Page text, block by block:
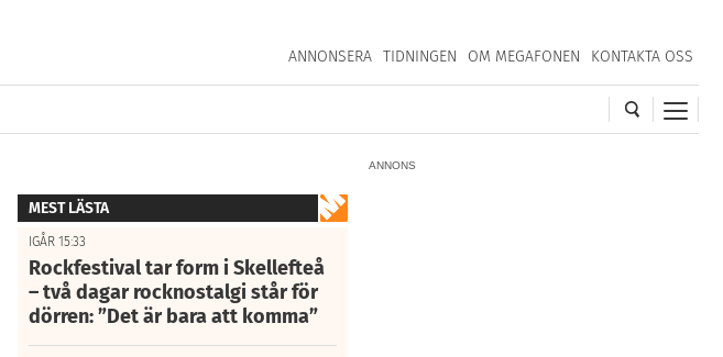
ANNONSERA TIDNINGEN OM MEGAFONEN KONTAKTA OSS
ANNONS
MEST LÄSTA
IGÅR 15:33
Rockfestival tar form i Skellefteå
– två dagar rocknostalgi står för
dörren: ”Det är bara att komma”